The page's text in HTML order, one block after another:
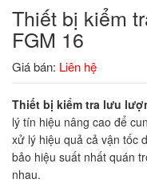
Thiết bị kiểm
FGM 16
Giá bán: Liên hệ
Thiết bị kiểm tra lưu
lý tín hiệu nâng cao để
xử lý hiệu quả cả vận tốc
bảo hiệu suất nhất quán
nhau.